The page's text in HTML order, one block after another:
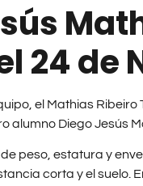
24 de
el Mathias
alumno Diego Jesús
peso, estatura y
corta y el suelo.